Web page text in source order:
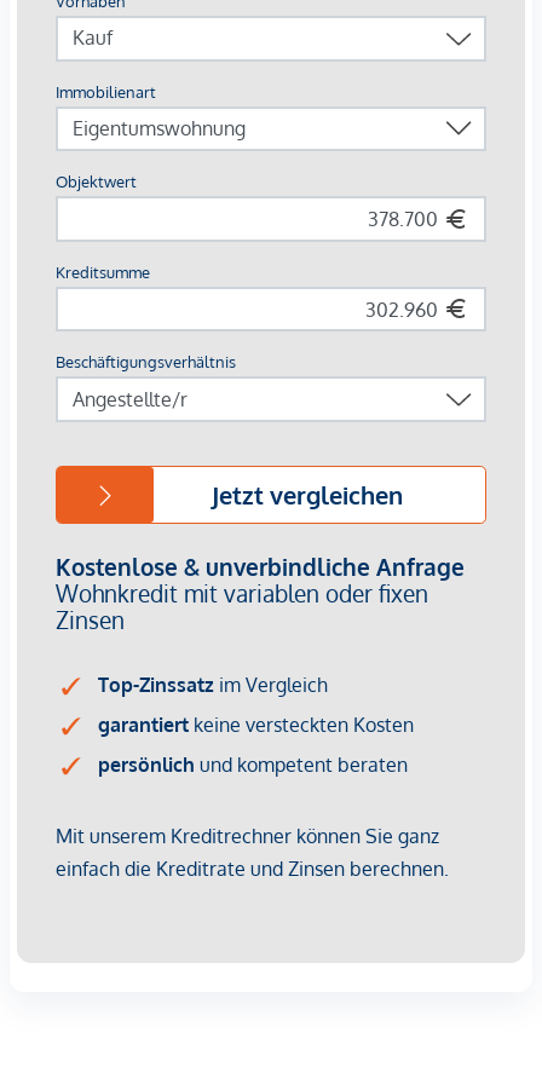
26 Tiefgaragenstellplätze
Photovoltaik | Fernwärme
Gemeinschaftsflächen
Innenhof-Ruheoase
Nahversorger im Haus
AUSSTATTUNG
Eichenparkettboden
Bodentiefe Fenster
Klimaanlage in den Dachgeschossen
Großzügige Freiflächen
E-Mobilität
Elektrischer Sonnenschutz
Für nähere Informationen besuchen Sie gerne unsere
https://www.winegg.at/de/wohnprojekte/
44-1050-wien-siebenbrunnengasse/ oder vereinbaren Sie
einenpersönlichen Beratungstermin
NACHHALTIGKEIT
konsequent umgesetzt – von der ersten Planung bis zur
auf Ressourcenschonung entsteht ein Wohnraum, der mehr
bietet als nur gutes Design. Es geht um ein Zuhause, das
Wohnkonzepte, die nachhaltigen Lebensraum schaffen,